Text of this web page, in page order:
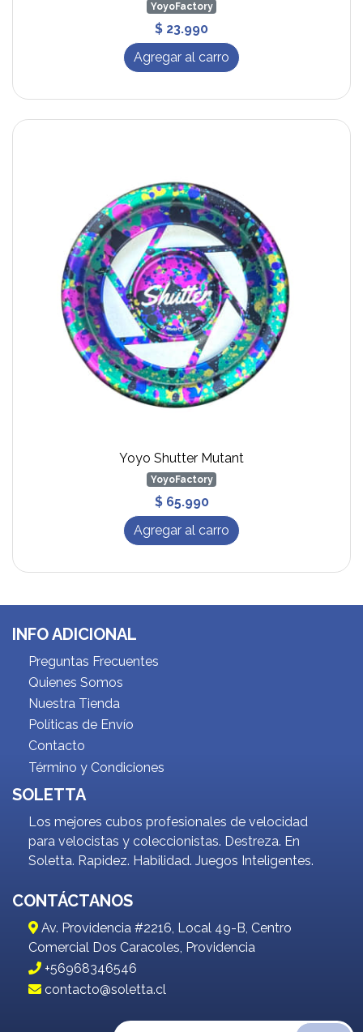
YoyoFactory
$ 23.990
Agregar al carro
Yoyo Shutter Mutant
YoyoFactory
$ 65.990
Agregar al carro
INFO ADICIONAL
Preguntas Frecuentes
Quienes Somos
Nuestra Tienda
Políticas de Envío
Contacto
Término y Condiciones
SOLETTA
Los mejores cubos profesionales de velocidad
para velocistas y coleccionistas. Destreza. En
Soletta. Rapidez. Habilidad. Juegos Inteligentes.
CONTÁCTANOS
Av. Providencia #2216, Local 49-B, Centro
Comercial Dos Caracoles, Providencia
+56968346546
contacto@soletta.cl